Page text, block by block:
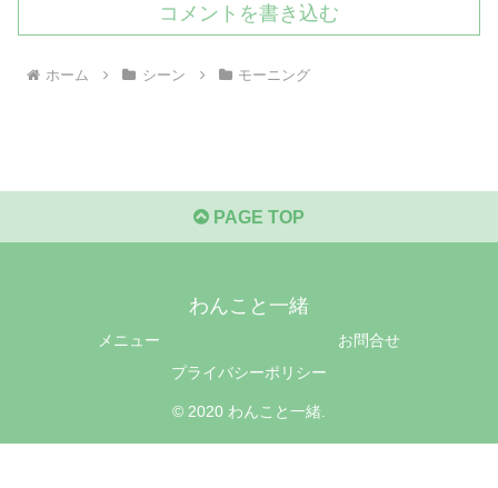
コメントを書き込む
ホーム シーン モーニング
PAGE TOP
わんこと一緒
メニュー
お問合せ
プライバシーポリシー
© 2020 わんこと一緒.